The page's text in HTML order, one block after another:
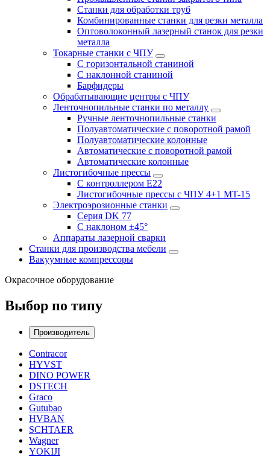
Станки для обработки труб
Комбинированные станки для резки металла
Оптоволоконный лазерный станок для резки
металла
Токарные станки с ЧПУ
С горизонтальной станиной
С наклонной станиной
Барфидеры
Обрабатывающие центры с ЧПУ
Ленточнопильные станки по металлу
Ручные ленточнопильные станки
Полуавтоматические с поворотной рамой
Полуавтоматические колонные
Автоматические с поворотной рамой
Автоматические колонные
Листогибочные прессы
С контроллером E22
Листогибочные прессы с ЧПУ 4+1 MT-15
Электроэрозионные станки
Серия DK 77
С наклоном ±45°
Аппараты лазерной сварки
Станки для производства мебели
Вакуумные компрессоры
Окрасочное оборудование
Выбор по типу
Производитель
Contracor
HYVST
DINO POWER
DSTECH
Graco
Gutubao
HVBAN
SCHTAER
Wagner
YOKIJI